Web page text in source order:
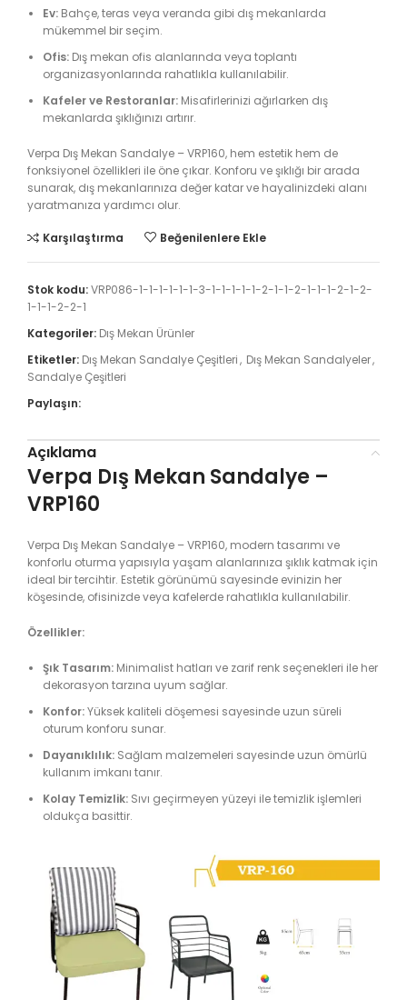
Ev: Bahçe, teras veya veranda gibi dış mekanlarda
mükemmel bir seçim.
Ofis: Dış mekan ofis alanlarında veya toplantı
organizasyonlarında rahatlıkla kullanılabilir.
Kafeler ve Restoranlar: Misafirlerinizi ağırlarken dış
mekanlarda şıklığınızı artırır.
Verpa Dış Mekan Sandalye – VRP160, hem estetik hem de
fonksiyonel özellikleri ile öne çıkar. Konforu ve şıklığı bir arada
sunarak, dış mekanlarınıza değer katar ve hayalinizdeki alanı
yaratmanıza yardımcı olur.
Karşılaştırma Beğenilenlere Ekle
Stok kodu:VRP086-1-1-1-1-1-1-3-1-1-1-1-1-2-1-1-2-1-1-1-2-1-2-
1-1-1-2-2-1
Kategoriler: Dış Mekan Ürünler
Etiketler: Dış Mekan Sandalye Çeşitleri, Dış Mekan Sandalyeler,
Sandalye Çeşitleri
Paylaşın:
Açıklama
Verpa Dış Mekan Sandalye –
VRP160
Verpa Dış Mekan Sandalye – VRP160, modern tasarımı ve
konforlu oturma yapısıyla yaşam alanlarınıza şıklık katmak için
ideal bir tercihtir. Estetik görünümü sayesinde evinizin her
köşesinde, ofisinizde veya kafelerde rahatlıkla kullanılabilir.
Özellikler:
Şık Tasarım: Minimalist hatları ve zarif renk seçenekleri ile her
dekorasyon tarzına uyum sağlar.
Konfor:Yüksek kaliteli döşemesi sayesinde uzun süreli
oturum konforu sunar.
Dayanıklılık: Sağlam malzemeleri sayesinde uzun ömürlü
kullanım imkanı tanır.
Kolay Temizlik: Sıvı geçirmeyen yüzeyi ile temizlik işlemleri
oldukça basittir.